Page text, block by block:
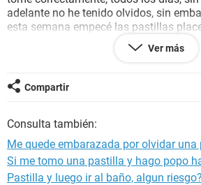
adelante no he tenido olvidos, sin
esta semana empecé las pastillas
jueves y todavía no me llega. Mi última
junio al 15 y hasta el momento no me
prueba de sangre el 26 de junio y salió
hice una prueba de orina cadera el 5
Gracias
Ver más
Compartir
Consulta también:
Me quede embarazada por olvidar
Si me tomo una pastilla y hago popo
Pastilla y luego ir al baño, algun